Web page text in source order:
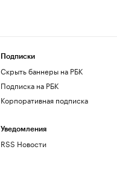
Подписки
Скрыть баннеры на РБК
Подписка на РБК
Корпоративная подписка
Уведомления
RSS Новости